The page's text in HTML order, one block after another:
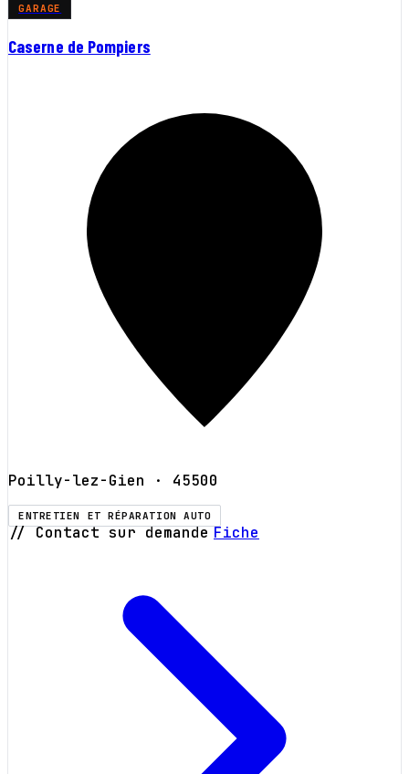
GARAGE
Caserne de Pompiers
Poilly-lez-Gien · 45500
ENTRETIEN ET RÉPARATION AUTO
// Contact sur demande Fiche